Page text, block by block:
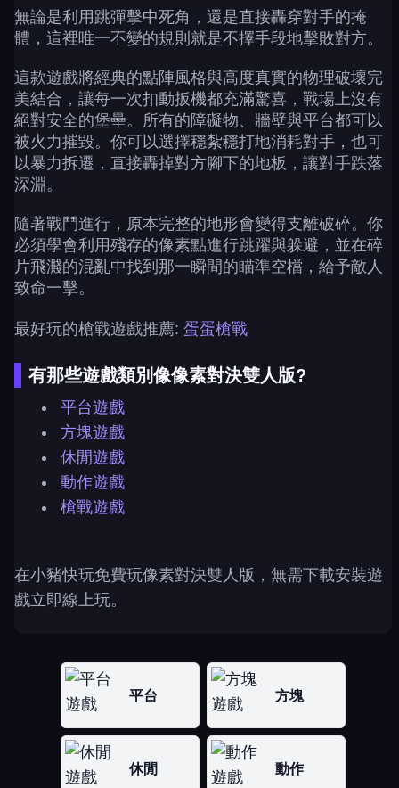
無論是利用跳彈擊中死角，還是直接轟穿對手的掩
體，這裡唯一不變的規則就是不擇手段地擊敗對方。
這款遊戲將經典的點陣風格與高度真實的物理破壞完
美結合，讓每一次扣動扳機都充滿驚喜，戰場上沒有
絕對安全的堡壘。所有的障礙物、牆壁與平台都可以
被火力摧毀。你可以選擇穩紮穩打地消耗對手，也可
以暴力拆遷，直接轟掉對方腳下的地板，讓對手跌落
深淵。
隨著戰鬥進行，原本完整的地形會變得支離破碎。你
必須學會利用殘存的像素點進行跳躍與躲避，並在碎
片飛濺的混亂中找到那一瞬間的瞄準空檔，給予敵人
致命一擊。
最好玩的槍戰遊戲推薦: 蛋蛋槍戰
有那些遊戲類別像像素對決雙人版?
平台遊戲
方塊遊戲
休閒遊戲
動作遊戲
槍戰遊戲
在小豬快玩免費玩像素對決雙人版，無需下載安裝遊
戲立即線上玩。
平台 方塊
休閒 動作